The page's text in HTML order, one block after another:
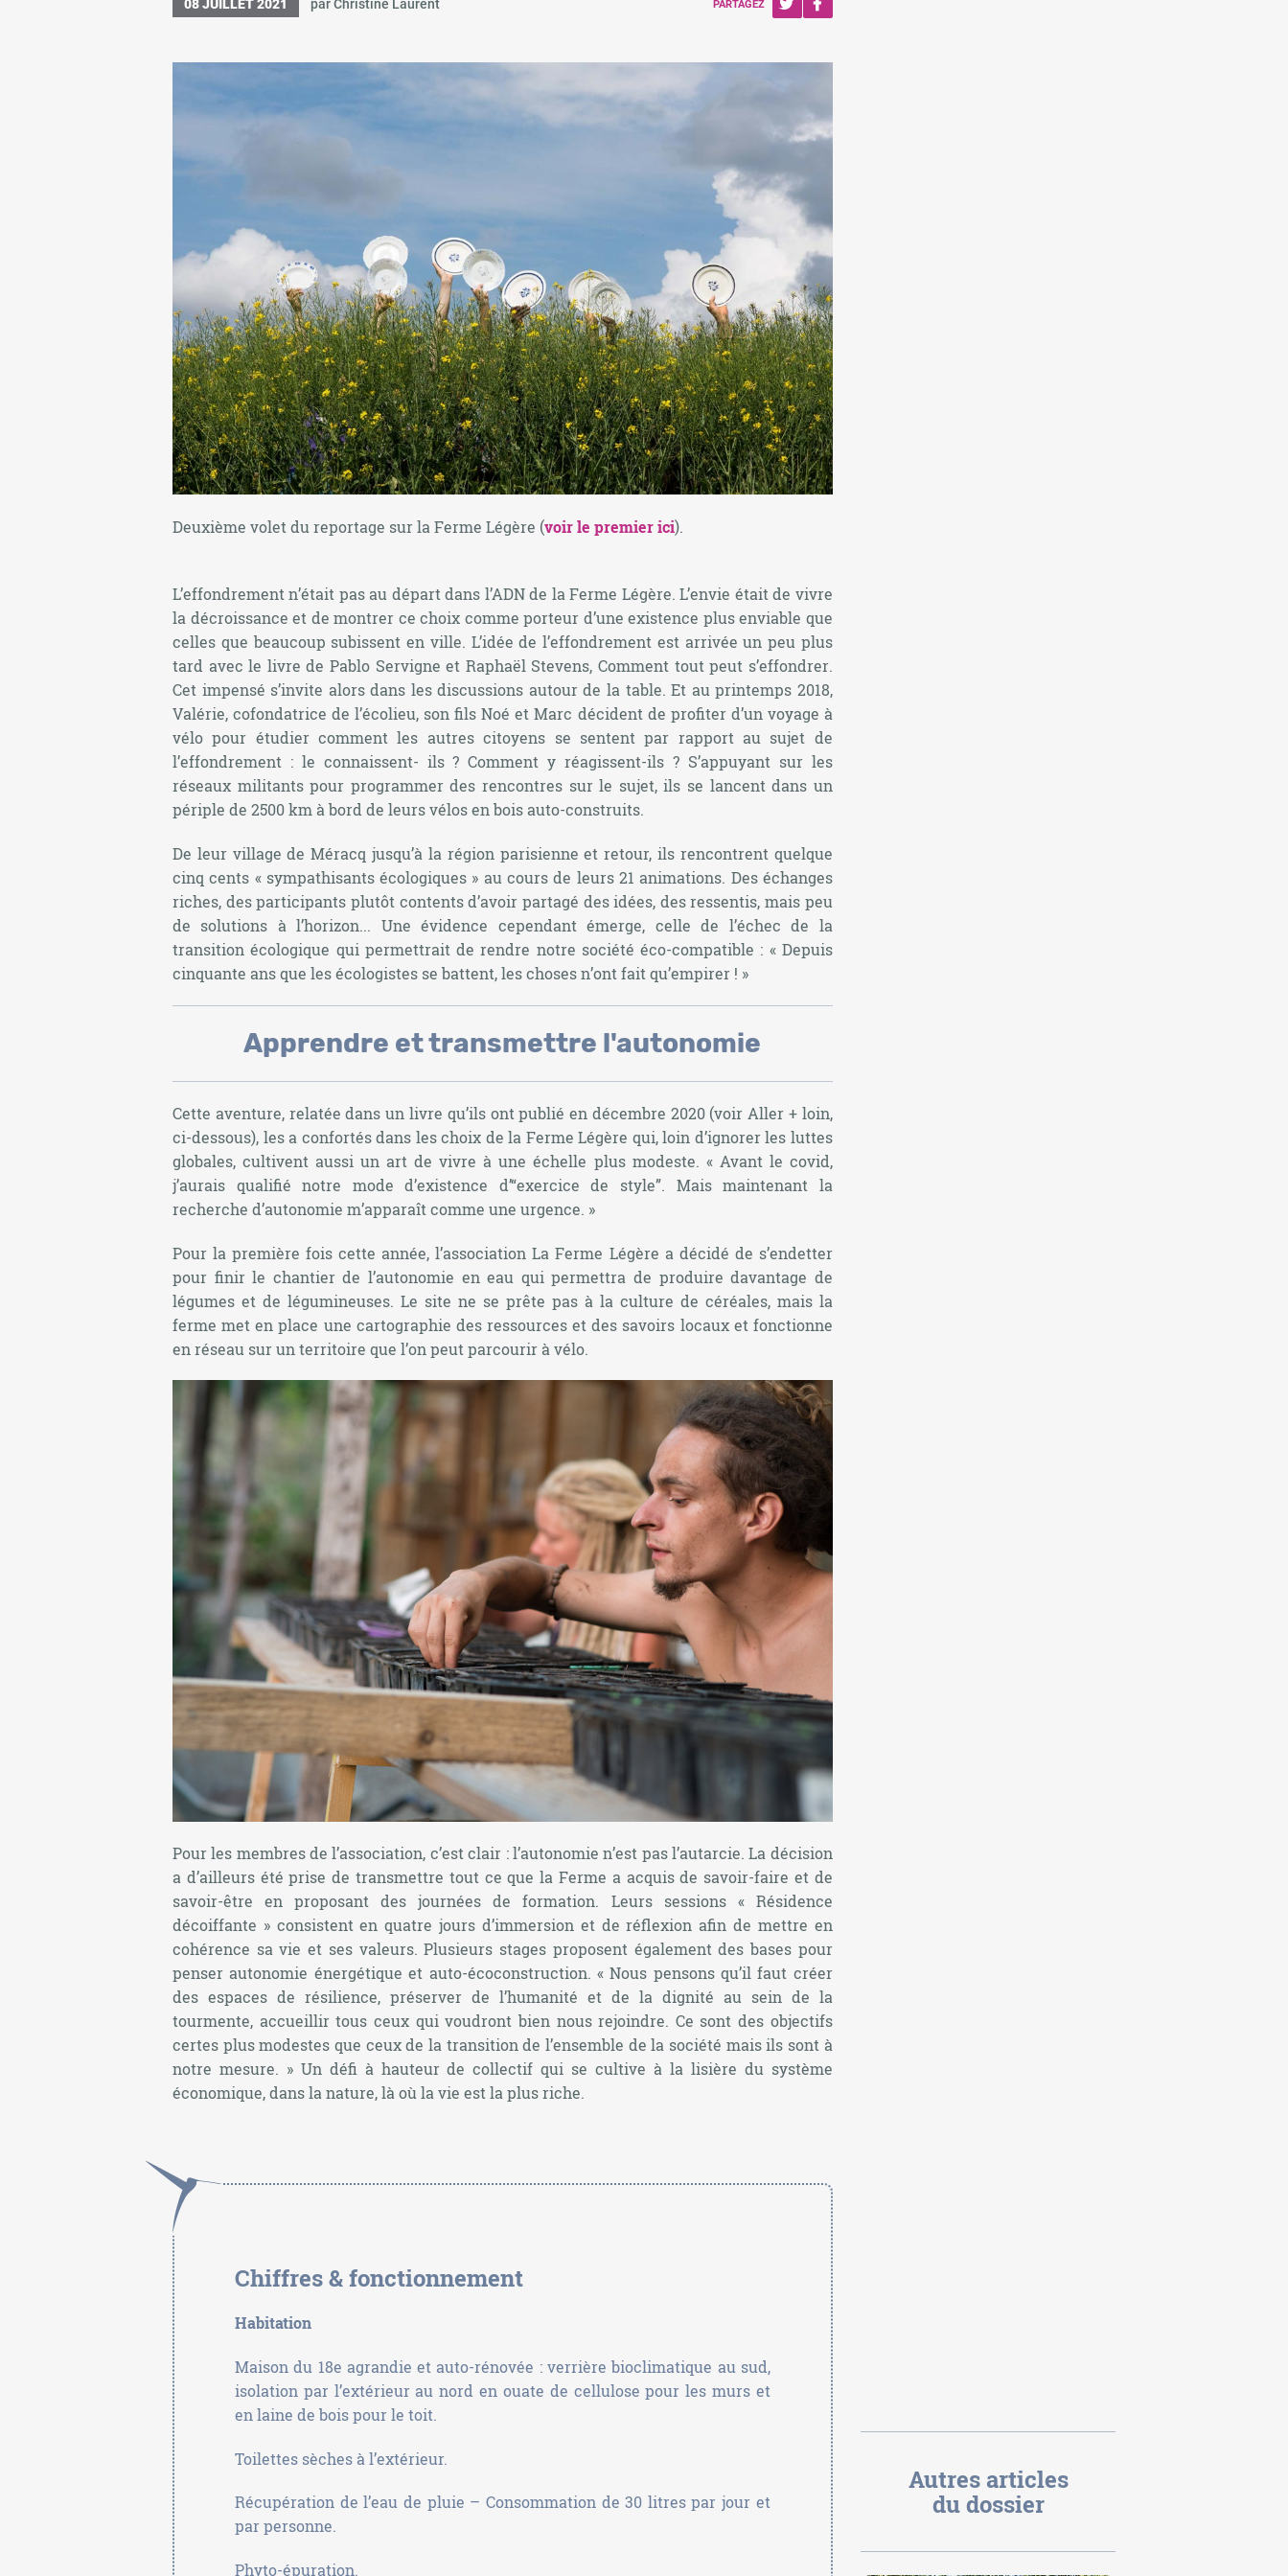
08 JUILLET 2021 par Christine Laurent PARTAGEZ
Deuxième volet du reportage sur la Ferme Légère (voir le premier ici).
L’effondrement n’était pas au départ dans l’ADN de la Ferme Légère. L’envie était de vivre
la décroissance et de montrer ce choix comme porteur d’une existence plus enviable que
celles que beaucoup subissent en ville. L’idée de l’effondrement est arrivée un peu plus
tard avec le livre de Pablo Servigne et Raphaël Stevens, Comment tout peut s’effondrer.
Cet impensé s’invite alors dans les discussions autour de la table. Et au printemps 2018,
Valérie, cofondatrice de l’écolieu, son fils Noé et Marc décident de profiter d’un voyage à
vélo pour étudier comment les autres citoyens se sentent par rapport au sujet de
l’effondrement : le connaissent- ils ? Comment y réagissent-ils ? S’appuyant sur les
réseaux militants pour programmer des rencontres sur le sujet, ils se lancent dans un
périple de 2500 km à bord de leurs vélos en bois auto-construits.
De leur village de Méracq jusqu’à la région parisienne et retour, ils rencontrent quelque
cinq cents « sympathisants écologiques » au cours de leurs 21 animations. Des échanges
riches, des participants plutôt contents d’avoir partagé des idées, des ressentis, mais peu
de solutions à l’horizon... Une évidence cependant émerge, celle de l’échec de la
transition écologique qui permettrait de rendre notre société éco-compatible : « Depuis
cinquante ans que les écologistes se battent, les choses n’ont fait qu’empirer ! »
Apprendre et transmettre l'autonomie
Cette aventure, relatée dans un livre qu’ils ont publié en décembre 2020 (voir Aller + loin,
ci-dessous), les a confortés dans les choix de la Ferme Légère qui, loin d’ignorer les luttes
globales, cultivent aussi un art de vivre à une échelle plus modeste. « Avant le covid,
j’aurais qualifié notre mode d’existence d’“exercice de style”. Mais maintenant la
recherche d’autonomie m’apparaît comme une urgence. »
Pour la première fois cette année, l’association La Ferme Légère a décidé de s’endetter
pour finir le chantier de l’autonomie en eau qui permettra de produire davantage de
légumes et de légumineuses. Le site ne se prête pas à la culture de céréales, mais la
ferme met en place une cartographie des ressources et des savoirs locaux et fonctionne
en réseau sur un territoire que l’on peut parcourir à vélo.
Pour les membres de l’association, c’est clair : l’autonomie n’est pas l’autarcie. La décision
a d’ailleurs été prise de transmettre tout ce que la Ferme a acquis de savoir-faire et de
savoir-être en proposant des journées de formation. Leurs sessions « Résidence
décoiffante » consistent en quatre jours d’immersion et de réflexion afin de mettre en
cohérence sa vie et ses valeurs. Plusieurs stages proposent également des bases pour
penser autonomie énergétique et auto-écoconstruction. « Nous pensons qu’il faut créer
des espaces de résilience, préserver de l’humanité et de la dignité au sein de la
tourmente, accueillir tous ceux qui voudront bien nous rejoindre. Ce sont des objectifs
certes plus modestes que ceux de la transition de l’ensemble de la société mais ils sont à
notre mesure. » Un défi à hauteur de collectif qui se cultive à la lisière du système
économique, dans la nature, là où la vie est la plus riche.
Chiffres & fonctionnement
Habitation
Maison du 18e agrandie et auto-rénovée : verrière bioclimatique au sud,
isolation par l’extérieur au nord en ouate de cellulose pour les murs et
en laine de bois pour le toit.
Toilettes sèches à l’extérieur.
Récupération de l’eau de pluie – Consommation de 30 litres par jour et
par personne.
Phyto-épuration.
Autres articles
du dossier